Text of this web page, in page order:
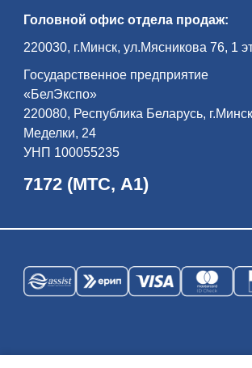
Головной офис отдела продаж:
220030, г.Минск, ул.Мясникова 76, 1
Государственное предприятие
«БелЭкспо»
220080, Республика Беларусь,
Меделки, 24
УНП 100055235
7172 (МТС, А1)